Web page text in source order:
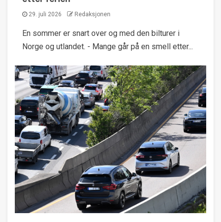
29. juli 2026 Redaksjonen
En sommer er snart over og med den bilturer i
Norge og utlandet. - Mange går på en smell etter...